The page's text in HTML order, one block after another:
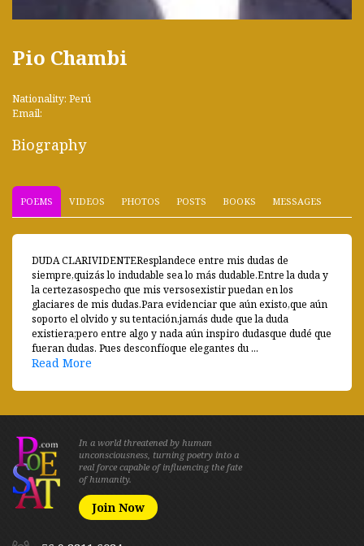
Pio Chambi
Nationality: Perú
Email:
Biography
POEMS VIDEOS PHOTOS POSTS BOOKS MESSAGES
DUDA CLARIVIDENTEResplandece entre mis dudas de
siempre,quizás lo indudable sea lo más dudable.Entre la duda y
la certezasospecho que mis versosexistir puedan en los
glaciares de mis dudas.Para evidenciar que aún existo,que aún
soporto el olvido y su tentación,jamás dude que la duda
existiera;pero entre algo y nada aún inspiro dudasque dudé que
fueran dudas. Pues desconfíoque elegantes du ...
Read More
In a world threatened by human
unconsciousness, turning poetry into a
real force capable of influencing the fate
of humanity.
Join Now